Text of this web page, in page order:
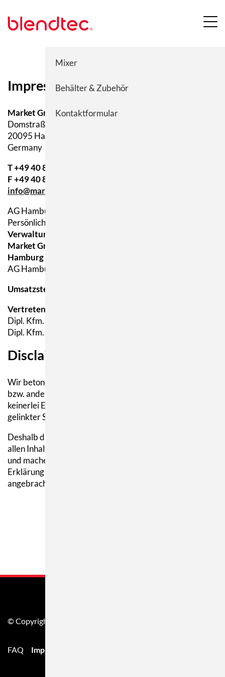
Impressum
Market Grounds GmbH & Co. KG
Domstraße 19
20095 Hamburg
Germany
T +49 40 8090300-0
F +49 40 8090300-99
info@market-grounds.com
AG Hamburg HRA 91911
Persönlich haftend:
Verwaltungsgesellschaft
Market Grounds Verwaltungsgesellschaft GmbH
Hamburg
AG Hamburg HRB 67978
Umsatzsteueridentifikationsnr.:
Vertreten durch:
Dipl. Kfm. Kai Ellerbrock
Dipl. Kfm. Amir Tassoudji
Disclaimer
Wir betonen ausdrücklich, dass wir, unsere Mitarbeiter
bzw. andere an blendtec-mixer.eu beteiligte Personen
keinerlei Einfluss auf die Gestaltung und die Inhalte evtl.
gelinkter Seiten haben.
Deshalb distanzieren wir uns hiermit ausdrücklich von
allen Inhalten aller gelinkten Seiten auf blendtec-mixer.eu
und machen uns ihre Inhalte nicht zu eigen. Diese
Erklärung gilt für alle auf blendtec-mixer.eu
angebrachten Links.
© Copyright 2026. Market Grounds GmbH & Co.KG
FAQ Impressum
Mixer
Behälter & Zubehör
Kontaktformular